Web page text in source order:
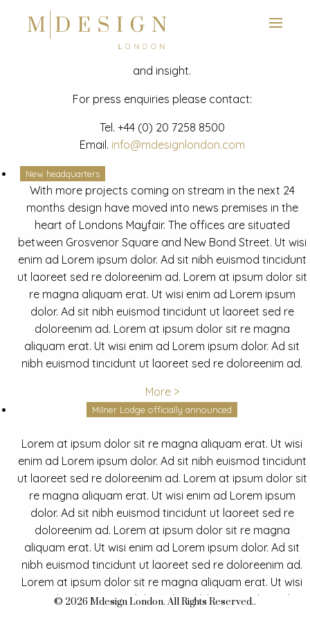
News
Latest mdesign development project and advisory news
and insight.
For press enquiries please contact:
Tel. +44 (0) 20 7258 8500
Email. info@mdesignlondon.com
New headquarters
With more projects coming on stream in the next 24
months design have moved into news premises in the
heart of Londons Mayfair. The offices are situated
between Grosvenor Square and New Bond Street. Ut wisi
enim ad Lorem ipsum dolor. Ad sit nibh euismod tincidunt
ut laoreet sed re doloreenim ad. Lorem at ipsum dolor sit
re magna aliquam erat. Ut wisi enim ad Lorem ipsum
dolor. Ad sit nibh euismod tincidunt ut laoreet sed re
doloreenim ad. Lorem at ipsum dolor sit re magna
aliquam erat. Ut wisi enim ad Lorem ipsum dolor. Ad sit
nibh euismod tincidunt ut laoreet sed re doloreenim ad.
More >
Milner Lodge officially announced
Lorem at ipsum dolor sit re magna aliquam erat. Ut wisi
enim ad Lorem ipsum dolor. Ad sit nibh euismod tincidunt
ut laoreet sed re doloreenim ad. Lorem at ipsum dolor sit
re magna aliquam erat. Ut wisi enim ad Lorem ipsum
dolor. Ad sit nibh euismod tincidunt ut laoreet sed re
doloreenim ad. Lorem at ipsum dolor sit re magna
aliquam erat. Ut wisi enim ad Lorem ipsum dolor. Ad sit
nibh euismod tincidunt ut laoreet sed re doloreenim ad.
Lorem at ipsum dolor sit re magna aliquam erat. Ut wisi
enim ad Lorem ipsum dolor. Ad sit nibh euismod tincidunt
© 2026 Mdesign London. All Rights Reserved..